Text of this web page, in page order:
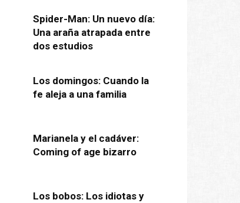
Spider-Man: Un nuevo día:
Una araña atrapada entre
dos estudios
Los domingos: Cuando la
fe aleja a una familia
Marianela y el cadáver:
Coming of age bizarro
Los bobos: Los idiotas y